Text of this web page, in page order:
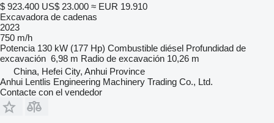
$ 923.400 US$ 23.000 ≈ EUR 19.910
Excavadora de cadenas
2023
750 m/h
Potencia 130 kW (177 Hp) Combustible diésel Profundidad de
excavación 6,98 m Radio de excavación 10,26 m
China, Hefei City, Anhui Province
Anhui Lentlis Engineering Machinery Trading Co., Ltd.
Contacte con el vendedor